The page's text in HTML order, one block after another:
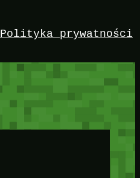
Polityka prywatności